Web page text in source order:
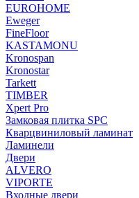
EUROHOME
Eweger
FineFloor
KASTAMONU
Kronospan
Kronostar
Tarkett
TIMBER
Xpert Pro
Замковая плитка SPC
Кварцвиниловый ламинат
Ламинели
Двери
ALVERO
VIPORTE
Входные двери